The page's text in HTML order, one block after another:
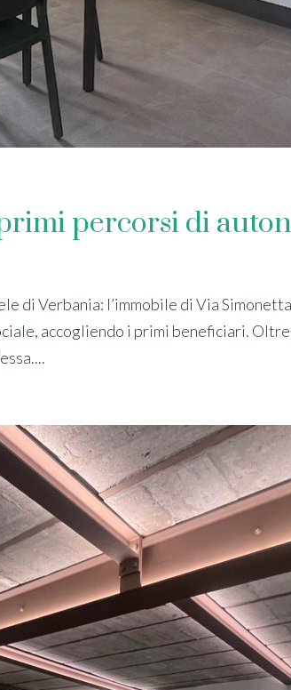
percorsi di
di Verbania: l’immobile di Via
accogliendo i primi beneficiari. Oltre